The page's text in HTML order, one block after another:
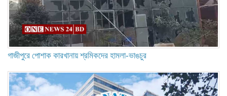
গাজীপুরে পোশাক কারখানায় শ্রমিকদের হামলা-ভাঙচুর